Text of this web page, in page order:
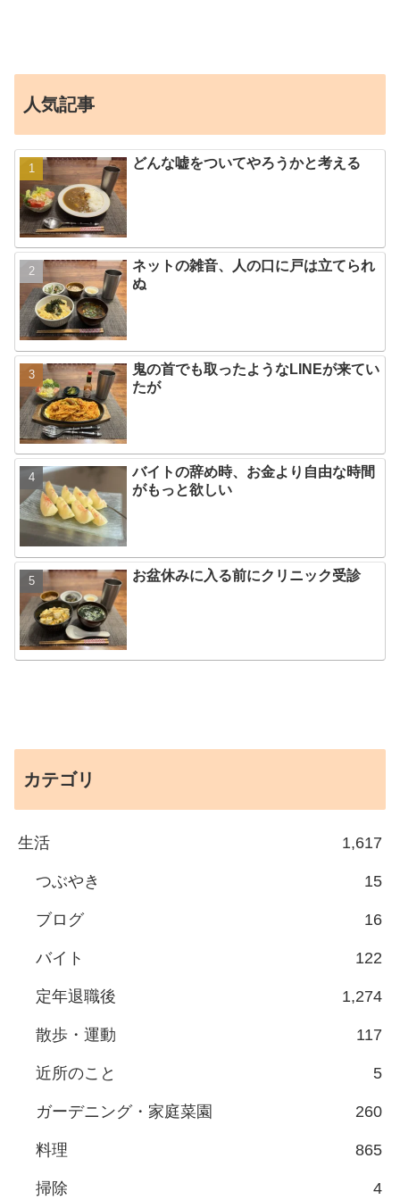
人気記事
どんな嘘をついてやろうかと考える
ネットの雑音、人の口に戸は立てられ
ぬ
鬼の首でも取ったようなLINEが来てい
たが
バイトの辞め時、お金より自由な時間
がもっと欲しい
お盆休みに入る前にクリニック受診
カテゴリ
生活 1,617
つぶやき 15
ブログ 16
バイト 122
定年退職後 1,274
散歩・運動 117
近所のこと 5
ガーデニング・家庭菜園 260
料理 865
掃除 4